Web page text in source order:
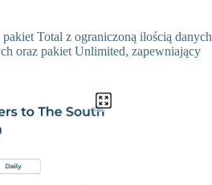
Total z ograniczoną ilością danych
oraz pakiet Unlimited, zapewniający